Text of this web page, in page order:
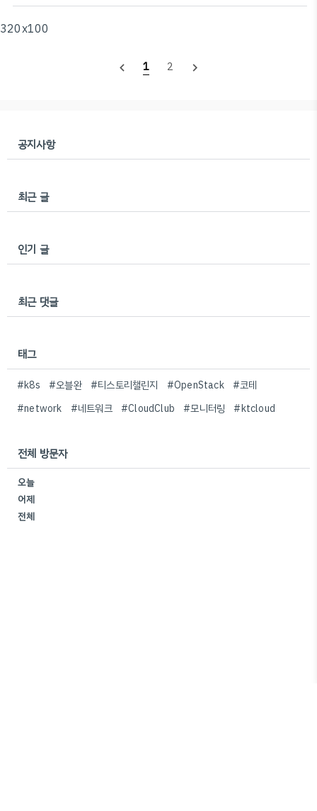
아픔) 일단 dns 폴더는 다음과 같은 위치에 있다. SDK
는 Resource, Proxy, Connection 구조를 가지고있
는 클래스입니다. 클라이언트가 API 요청을 보내면,
320x100
navigate_before 1 2 navigate_next
공지사항
최근 글
인기 글
최근 댓글
태그
#k8s #오블완 #티스토리챌린지 #OpenStack #코테
#network
#네트워크 #CloudClub #모니터링 #ktcloud
전체 방문자
오늘
어제
전체